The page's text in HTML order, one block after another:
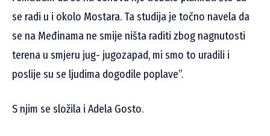
se radi u i okolo Mostara. Ta studija je točno navela da
se na Međinama ne smije ništa raditi zbog nagnutosti
terena u smjeru jug- jugozapad, mi smo to uradili i
poslije su se ljudima dogodile poplave”.
S njim se složila i Adela Gosto.